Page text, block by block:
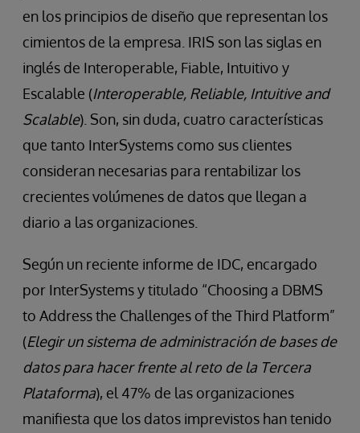
en los principios de diseño que representan los
cimientos de la empresa. IRIS son las siglas en
inglés de Interoperable, Fiable, Intuitivo y
Escalable (Interoperable, Reliable, Intuitive and
Scalable). Son, sin duda, cuatro características
que tanto InterSystems como sus clientes
consideran necesarias para rentabilizar los
crecientes volúmenes de datos que llegan a
diario a las organizaciones.
Según un reciente informe de IDC, encargado
por InterSystems y titulado “Choosing a DBMS
to Address the Challenges of the Third Platform”
(Elegir un sistema de administración de bases de
datos para hacer frente al reto de la Tercera
Plataforma), el 47% de las organizaciones
manifiesta que los datos imprevistos han tenido